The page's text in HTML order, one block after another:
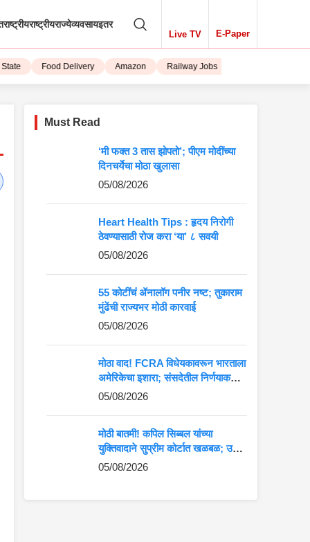
राष्ट्रीयराज्येव्यवसायइतर
Live TV E-Paper
Food Delivery Amazon Railway Jobs
Must Read
‘मी फक्त 3 तास झोपतो’; पीएम मोदींच्या
दिनचर्येचा मोठा खुलासा
05/08/2026
Heart Health Tips : हृदय निरोगी
ठेवण्यासाठी रोज करा ‘या’ ८ सवयी
05/08/2026
55 कोटींचं ॲनालॉग पनीर नष्ट; तुकाराम
मुंढेंची राज्यभर मोठी कारवाई
05/08/2026
मोठा वाद! FCRA विधेयकावरून भारताला
अमेरिकेचा इशारा; संसदेतील निर्णयाकडे
जगाचे लक्ष
05/08/2026
मोठी बातमी! कपिल सिब्बल यांच्या
युक्तिवादाने सुप्रीम कोर्टात खळबळ; उद्धव
ठाकरे यांना मोठा दिलासा?
05/08/2026